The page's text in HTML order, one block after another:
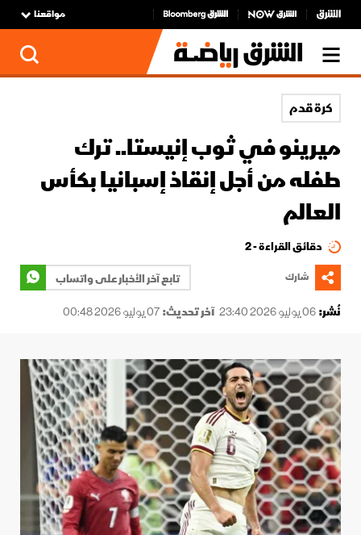
مواقعنا
كرة قدم
ميرينو في ثوب إنيستا.. ترك
طفله من أجل إنقاذ إسبانيا بكأس
العالم
دقائق القراءة - 2
شارك
تابع آخر الأخبار على واتساب
نُشر:06 يوليو 2026 23:40 آخر تحديث:07 يوليو 2026 00:48